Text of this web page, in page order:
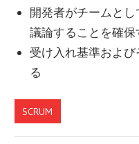
開発者がチームと
議論することを確保
受け入れ基準およ
る
SCRUM